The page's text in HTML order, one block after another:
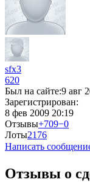
sfx3
620
Был на сайте:9 авг
Зарегистрирован:
8 фев 2009 20:19
Отзывы+709−0
Лоты2176
Написать
Отзывы о